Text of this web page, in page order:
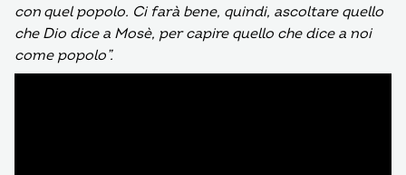
con quel popolo. Ci farà bene, quindi, ascoltare quello
che Dio dice a Mosè, per capire quello che dice a noi
come popolo”.